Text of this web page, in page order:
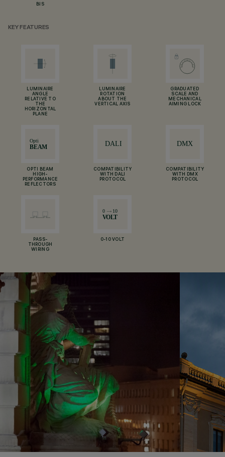
BIS
KEY FEATURES
LUMINAIRE
ANGLE
RELATIVE TO
THE
HORIZONTAL
PLANE
LUMINAIRE
ROTATION
ABOUT THE
VERTICAL AXIS
GRADUATED
SCALE AND
MECHANICAL
AIMING LOCK
OPTI BEAM
HIGH-
PERFORMANCE
REFLECTORS
COMPATIBILITY
WITH DALI
PROTOCOL
COMPATIBILITY
WITH DMX
PROTOCOL
PASS-
THROUGH
WIRING
0-10 VOLT